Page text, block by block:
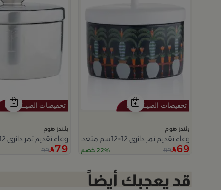
بلندز هوم
وعاء تقديم تمر دائري 12×12 سم متعدد الألوان من السيراميك مع غطاء من سيلورا
69
89 22% خصم
بلندز هوم
وعاء تقديم تمر دائري 12×12 سم فضي من الخزف الحجري بغطاء من عسيب
79
99